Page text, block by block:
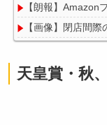
【朗報】
【画像】閉店間
天皇賞・秋